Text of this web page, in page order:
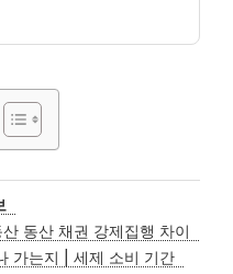
동산 채권 강제집행 차이
가는지 | 세제 소비 기간